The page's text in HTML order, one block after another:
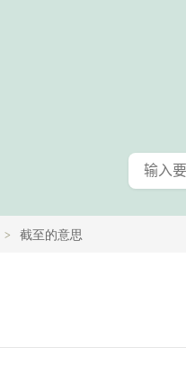
截至的意思